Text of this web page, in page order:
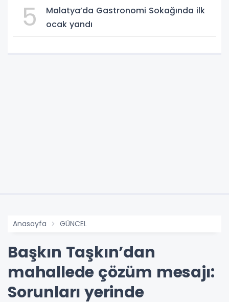
5
Malatya’da Gastronomi Sokağında ilk
ocak yandı
Anasayfa GÜNCEL
Başkın Taşkın’dan
mahallede çözüm mesajı:
Sorunları yerinde